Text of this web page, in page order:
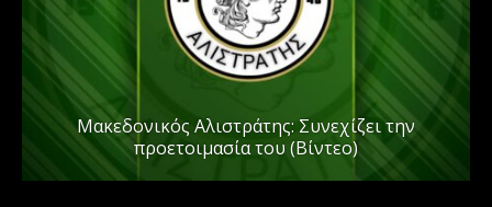
Μακεδονικός Αλιστράτης: Συνεχίζει την
προετοιμασία του (Βίντεο)